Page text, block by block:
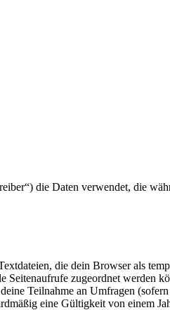
die Daten verwendet, die
die dein Browser als
zugeordnet werden
Teilnahme an Umfragen
eine Gültigkeit von einem